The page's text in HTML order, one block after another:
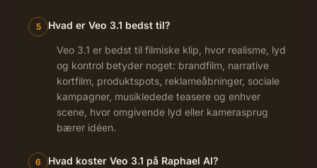
5 Hvad er Veo 3.1 bedst til?
Veo 3.1 er bedst til filmiske klip, hvor realisme, lyd
og kontrol betyder noget: brandfilm, narrative
kortfilm, produktspots, reklameåbninger, sociale
kampagner, musikledede teasere og enhver
scene, hvor omgivende lyd eller kamerasprug
bærer idéen.
6 Hvad koster Veo 3.1 på Raphael AI?